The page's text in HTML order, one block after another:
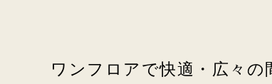
ワンフロアで快適・広々の